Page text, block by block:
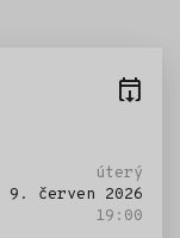
úterý
9. červen 2026
19:00